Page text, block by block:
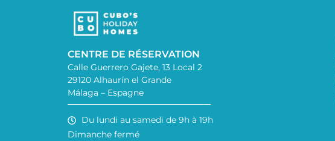
CENTRE DE RÉSERVATION
Calle Guerrero Gajete, 13 Local 2
29120 Alhaurín el Grande
Málaga – Espagne
Du lundi au samedi de 9h à 19h
Dimanche fermé